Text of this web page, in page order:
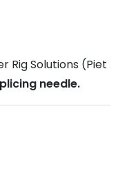
Rig Solutions (Piet
needle.